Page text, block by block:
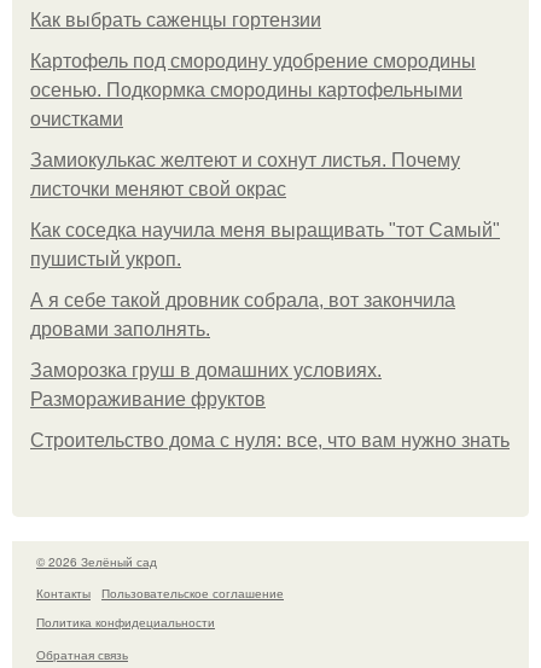
Как выбрать саженцы гортензии
Картофель под смородину удобрение смородины
осенью. Подкормка смородины картофельными
очистками
Замиокулькас желтеют и сохнут листья. Почему
листочки меняют свой окрас
Как соседка научила меня выращивать "тот Самый"
пушистый укроп.
А я себе такой дровник собрала, вот закончила
дровами заполнять.
Заморозка груш в домашних условиях.
Размораживание фруктов
Строительство дома с нуля: все, что вам нужно знать
© 2026 Зелёный сад
Контакты
Пользовательское соглашение
Политика конфидециальности
Обратная связь